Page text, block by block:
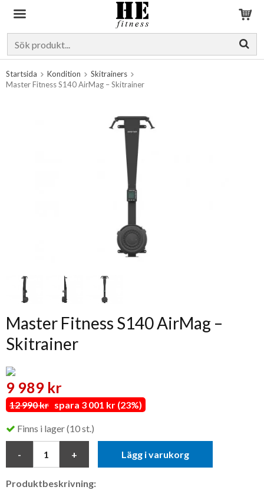
Startsida Kondition
Skitrainers
Master Fitness S140 AirMag – Skitrainer
Master Fitness S140 AirMag –
Skitrainer
9 989 kr
12 990 kr spara 3 001 kr (23%)
Finns i lager (10 st.)
Lägg i varukorg
Produktbeskrivning: